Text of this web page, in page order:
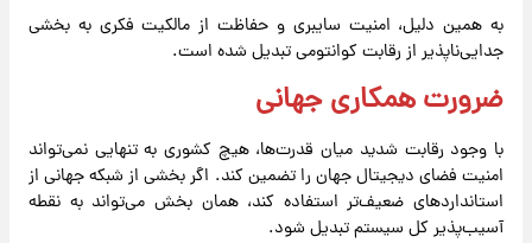
به همین دلیل، امنیت سایبری و حفاظت از مالکیت فکری به بخشی
جدایی‌ناپذیر از رقابت کوانتومی تبدیل شده است.
ضرورت همکاری جهانی
با وجود رقابت شدید میان قدرت‌ها، هیچ کشوری به تنهایی نمی‌تواند
امنیت فضای دیجیتال جهان را تضمین کند. اگر بخشی از شبکه جهانی از
استانداردهای ضعیف‌تر استفاده کند، همان بخش می‌تواند به نقطه
آسیب‌پذیر کل سیستم تبدیل شود.